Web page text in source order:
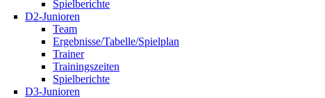
Spielberichte
D2-Junioren
Team
Ergebnisse/Tabelle/Spielplan
Trainer
Trainingszeiten
Spielberichte
D3-Junioren